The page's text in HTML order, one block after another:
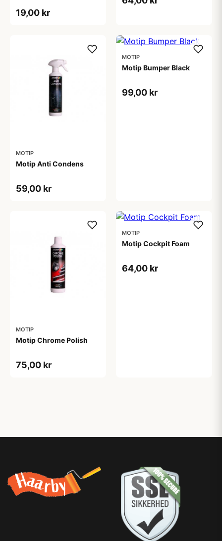
19,00 kr
MOTIP
Motip Anti Condens
59,00 kr
MOTIP
Motip Bumper Black
99,00 kr
MOTIP
Motip Chrome Polish
75,00 kr
MOTIP
Motip Cockpit Foam
64,00 kr